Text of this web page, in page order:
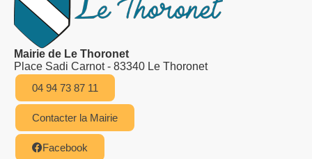
Mairie de Le Thoronet
Place Sadi Carnot - 83340 Le Thoronet
04 94 73 87 11
Contacter la Mairie
Facebook